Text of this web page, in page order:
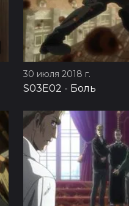
30 июля 2018 г.
S03E02 - Боль